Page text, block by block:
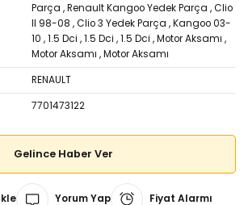
Parça ,Renault Kangoo Yedek Parça ,Clio
II 98-08 ,Clio 3 Yedek Parça ,Kangoo 03-
10 ,1.5 Dci ,1.5 Dci ,1.5 Dci ,Motor Aksamı ,
Motor Aksamı ,Motor Aksamı
RENAULT
7701473122
Gelince Haber Ver
Yorum Yap
Fiyat Alarmı